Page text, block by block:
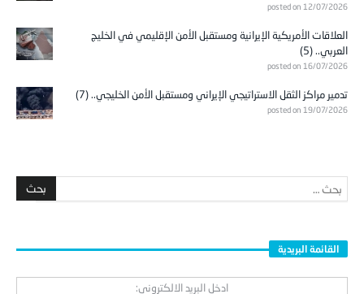
posted on 12/07/2026
العلاقات الأمريكية الإيرانية ومستقبل الأمن الإقليمي في الخليج
العربي.. (5)
posted on 16/07/2026
تدمير مراكز الثقل الاستراتيجي الإيراني ومستقبل الأمن الخليجي.. (7)
posted on 19/07/2026
القائمة البريدية
ادخل البريد الالكتروني: